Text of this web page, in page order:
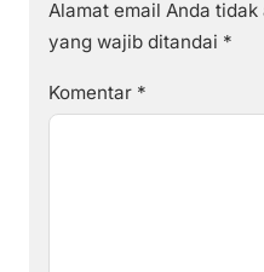
Alamat email Anda
yang wajib ditandai *
Komentar *